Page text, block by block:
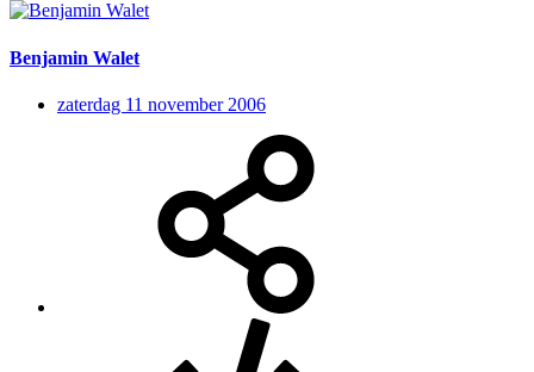
Benjamin Walet
zaterdag 11 november 2006